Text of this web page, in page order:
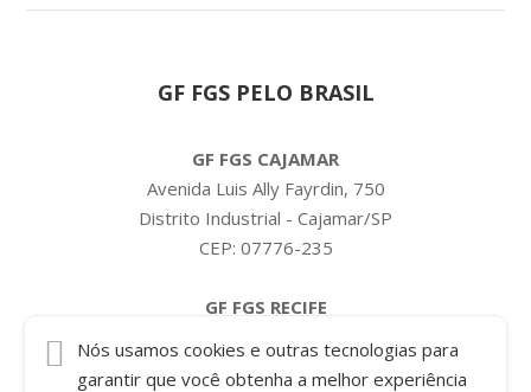
GF FGS PELO BRASIL
GF FGS CAJAMAR
Avenida Luis Ally Fayrdin, 750
Distrito Industrial - Cajamar/SP
CEP: 07776-235
GF FGS RECIFE
Rua Interna 07, 645 - Galpão A
Nós usamos cookies e outras tecnologias para
garantir que você obtenha a melhor experiência